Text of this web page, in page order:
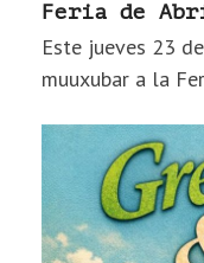
Feria de
Este jueves 23
muuxubar a la